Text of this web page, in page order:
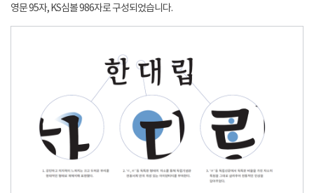
영문 95자, KS심볼 986자로 구성되었습니다.